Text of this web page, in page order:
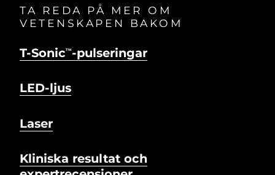
TA REDA PÅ MER OM
VETENSKAPEN BAKOM
T-SonicTM -pulseringar
LED-ljus
Laser
Kliniska resultat och